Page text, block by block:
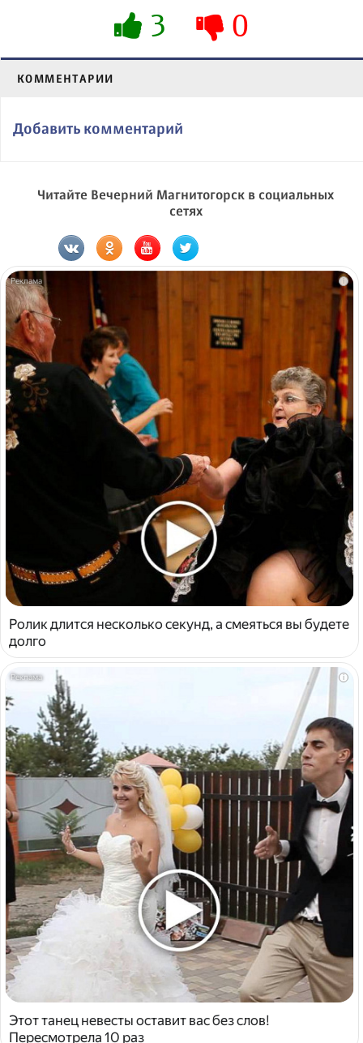
3 0
КОММЕНТАРИИ
Добавить комментарий
Читайте Вечерний Магнитогорск в социальных
сетях
i
Ролик длится несколько секунд, а смеяться вы будете
долго
i
Этот танец невесты оставит вас без слов!
Пересмотрела 10 раз